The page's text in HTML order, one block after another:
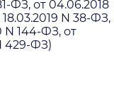
ФЗ, от 04.06.2018
N 38-ФЗ,
N 144-ФЗ, от
429-ФЗ)